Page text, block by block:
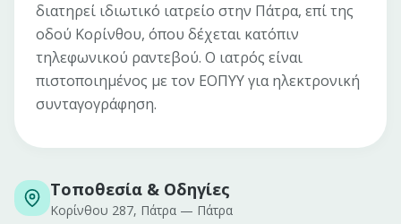
διατηρεί ιδιωτικό ιατρείο στην Πάτρα, επί της
οδού Κορίνθου, όπου δέχεται κατόπιν
τηλεφωνικού ραντεβού. Ο ιατρός είναι
πιστοποιημένος με τον ΕΟΠΥΥ για ηλεκτρονική
συνταγογράφηση.
Τοποθεσία & Οδηγίες
Κορίνθου 287, Πάτρα — Πάτρα